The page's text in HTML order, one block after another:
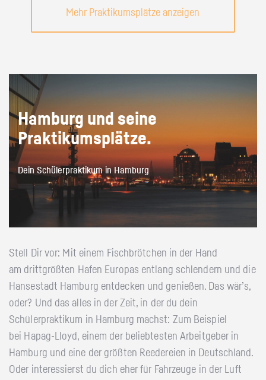
Mehr Praktikumsplätze anzeigen
Hamburg und seine
Praktikumsplätze.
Dein Schülerpraktikum in Hamburg
Stell Dir vor: Mit einem Fischbrötchen in der Hand
am drittgrößten Hafen Europas entlang schlendern und die
Hansestadt Hamburg entdecken und genießen. Das wär’s,
oder? Und das alles in der Zeit, in der du dein
Schülerpraktikum in Hamburg machst: Zum Beispiel
bei Hapag-Lloyd, einem der beliebtesten Arbeitgeber in
Hamburg und eine der größten Reedereien in Deutschland.
Oder interessierst du dich eher für Fahrzeuge in der Luft